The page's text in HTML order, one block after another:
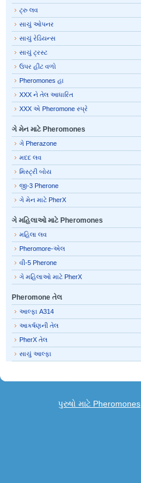
ટ્રુ લવ
સાચું ઓપનર
સાચું રેડિયન્સ
સાચું ટ્રસ્ટ
ઉપર હીટ વળો
Pheromones હા
XXX ને તેલ આધારિત
XXX એ Pheromone સ્પ્રે
ગે મેન માટે Pheromones
ગે Pherazone
મદદ લવ
મિસ્ટ્રી બોય
જી-3 Pherone
ગે મેન માટે PherX
ગે મહિલાઓ માટે Pheromones
મહિલા લવ
Pheromore-એલ
વી-5 Pherone
ગે મહિલાઓ માટે PherX
Pheromone તેલ
આલ્ફા A314
આકર્ષણની તેલ
PherX તેલ
સાચું આલ્ફા
પુરુષો માટે Pheromones